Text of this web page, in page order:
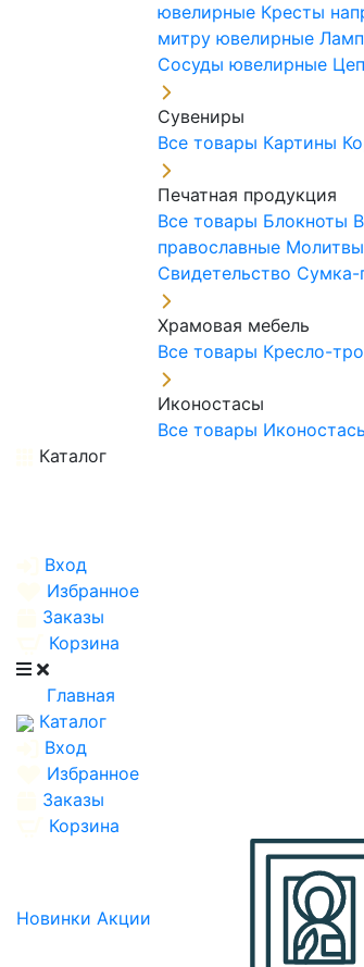
ювелирные Кресты
митру ювелирные
Сосуды ювелирные
Сувениры
Все товары Картины
Печатная продукция
Все товары Блокноты
православные Молитвы
Свидетельство Сумка-
Храмовая мебель
Все товары Кресло-
Иконостасы
Все товары
Каталог
Вход
Избранное
Заказы
Корзина
Главная
Каталог
Вход
Избранное
Заказы
Корзина
Новинки Акции